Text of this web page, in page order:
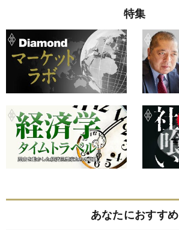
特集
あなたにおすすめ